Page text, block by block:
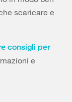
scaricare e
consigli per
e